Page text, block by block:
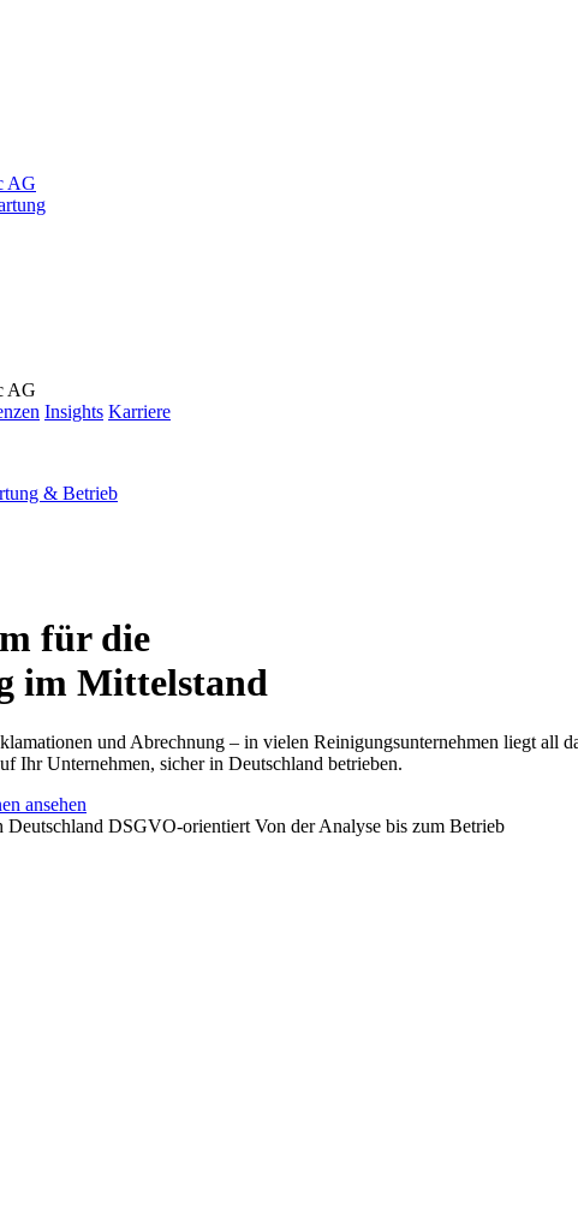
AG
AG
Insights Karriere
& Betrieb
für die
im Mittelstand
und Abrechnung – in vielen Reinigungsunternehmen liegt
Ihr Unternehmen, sicher in Deutschland betrieben.
ansehen
Deutschland DSGVO-orientiert Von der Analyse bis zum Betrieb